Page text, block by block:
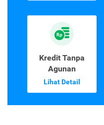
Kredit Tanpa
Agunan
Lihat Detail